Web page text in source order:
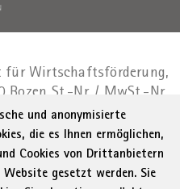
für Wirtschaftsförderung,
Bozen St.-Nr. / MwSt.-Nr.
administration-
Footer
Privacy
AGB
und anonymisierte
die es Ihnen ermöglichen,
Cookies von Drittanbietern
gesetzt werden. Sie